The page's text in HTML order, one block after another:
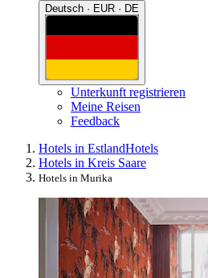
Deutsch · EUR · DE
Unterkunft registrieren
Meine Reisen
Feedback
Hotels in EstlandHotels
Hotels in Kreis Saare
Hotels in Murika